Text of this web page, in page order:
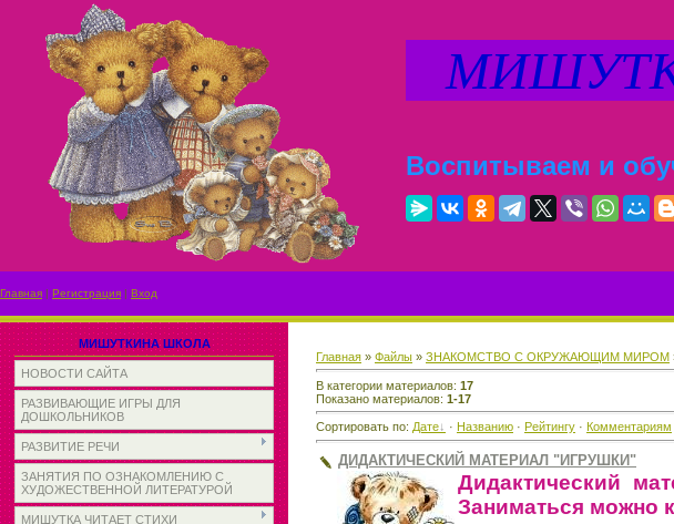
Воспитываем и
Главная | Регистрация | Вход
МИШУТКИНА ШКОЛА
НОВОСТИ САЙТА
РАЗВИВАЮЩИЕ ИГРЫ ДЛЯ
ДОШКОЛЬНИКОВ
РАЗВИТИЕ РЕЧИ
ЗАНЯТИЯ ПО ОЗНАКОМЛЕНИЮ С
ХУДОЖЕСТВЕННОЙ ЛИТЕРАТУРОЙ
МИШУТКА ЧИТАЕТ СТИХИ
Главная » Файлы » ЗНАКОМСТВО С ОКРУЖАЮЩИМ МИРОМ
В категории материалов: 17
Показано материалов: 1-17
Сортировать по: Дате · Названию · Рейтингу · Комментариям
ДИДАКТИЧЕСКИЙ МАТЕРИАЛ "ИГРУШКИ"
Дидактический
Заниматься можно